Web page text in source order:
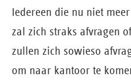
Iedereen die nu niet
zal zich straks afvragen
zullen zich sowieso
om naar kantoor te